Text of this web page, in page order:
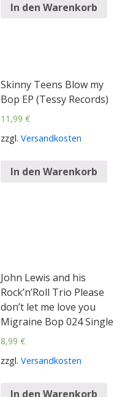
In den Warenkorb
Skinny Teens Blow my
Bop EP (Tessy Records)
11,99 €
zzgl. Versandkosten
In den Warenkorb
John Lewis and his
Rock’n’Roll Trio Please
don’t let me love you
Migraine Bop 024 Single
8,99 €
zzgl. Versandkosten
In den Warenkorb